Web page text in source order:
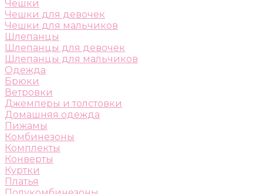
Чешки
Чешки для девочек
Чешки для мальчиков
Шлепанцы
Шлепанцы для девочек
Шлепанцы для мальчиков
Одежда
Брюки
Ветровки
Джемперы и толстовки
Домашняя одежда
Пижамы
Комбинезоны
Комплекты
Конверты
Куртки
Платья